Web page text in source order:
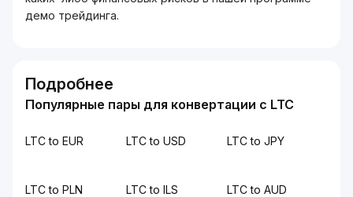
демо трейдинга.
Подробнее
Популярные пары для конвертации с LTC
LTC to EUR LTC to USD LTC to JPY
LTC to PLN LTC to ILS LTC to AUD